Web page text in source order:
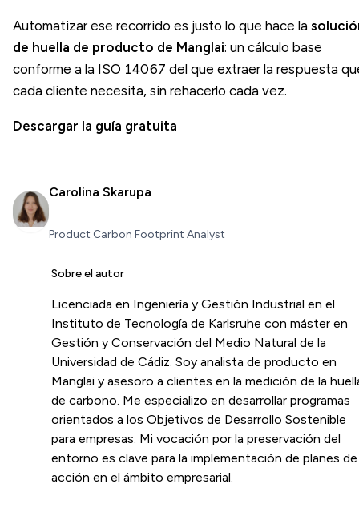
Automatizar ese recorrido es justo lo que hace la
de huella de producto de Manglai: un cálculo base
conforme a la ISO 14067 del que extraer la respuesta
cada cliente necesita, sin rehacerlo cada vez.
Descargar la guía gratuita
Carolina Skarupa
Product Carbon Footprint Analyst
Sobre el autor
Licenciada en Ingeniería y Gestión Industrial en el
Instituto de Tecnología de Karlsruhe con máster en
Gestión y Conservación del Medio Natural de la
Universidad de Cádiz. Soy analista de producto en
Manglai y asesoro a clientes en la medición de la
de carbono. Me especializo en desarrollar programas
orientados a los Objetivos de Desarrollo Sostenible
para empresas. Mi vocación por la preservación del
entorno es clave para la implementación de planes de
acción en el ámbito empresarial.